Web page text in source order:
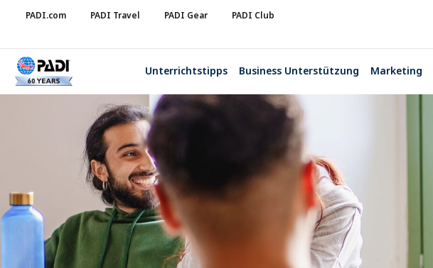
PADI.com PADI Travel PADI Gear PADI Club
Unterrichtstipps Business Unterstützung Marketing